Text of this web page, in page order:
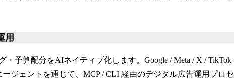
用
予算配分をAIネイティブ化します。Google / Meta / X / TikTok
ジェントを通じて、MCP / CLI 経由のデジタル広告運用プロセ